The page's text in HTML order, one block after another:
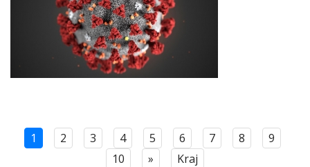
1 2 3 4 5 6 7 8
9
10
»
Kraj